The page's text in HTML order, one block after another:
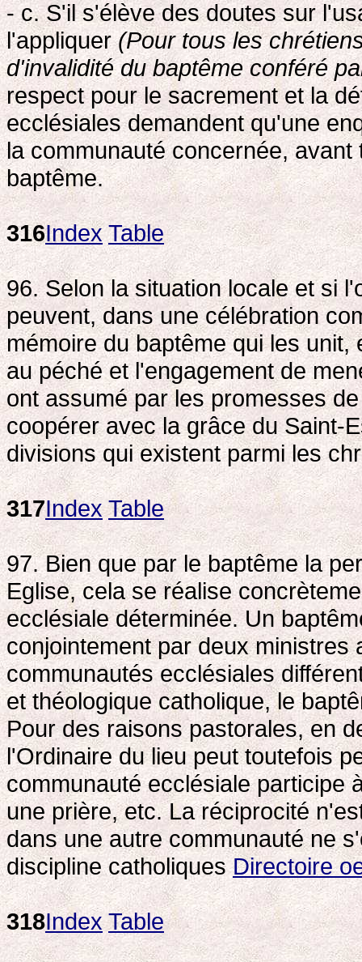
- c. S'il s'élève des doutes sur
l'appliquer(Pour tous les
d'invalidité du baptême conféré
respect pour le sacrement et la
ecclésiales demandent qu'une
la communauté concernée,
baptême.
316Index Table
96. Selon la situation locale et si
peuvent, dans une célébration
mémoire du baptême qui les
au péché et l'engagement de
ont assumé par les promesses
coopérer avec la grâce du Saint-
divisions qui existent parmi les
317Index Table
97. Bien que par le baptême la
Eglise, cela se réalise
ecclésiale déterminée. Un
conjointement par deux
communautés ecclésiales
et théologique catholique, le
Pour des raisons pastorales, en
l'Ordinaire du lieu peut toutefois
communauté ecclésiale participe
une prière, etc. La réciprocité
dans une autre communauté ne
discipline catholiquesDirectoire
318Index Table